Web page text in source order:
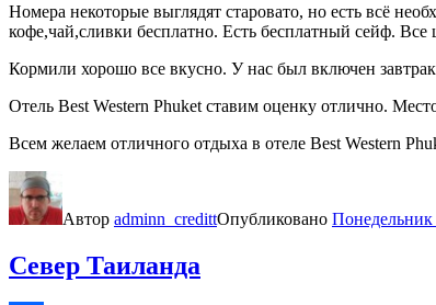
Номера некоторые выглядят старовато, но есть всё
кофе,чай,сливки бесплатно. Есть бесплатный сейф.
Кормили хорошо все вкусно. У нас был включен
Отель Best Western Phuket ставим оценку отлично.
Всем желаем отличного отдыха в отеле Best Western
Автор adminn_credittОпубликовано
Север Таиланда